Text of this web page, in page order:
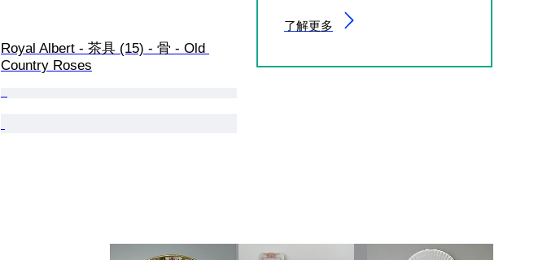
Royal Albert - 茶具 (15) - 骨 - Old
Country Roses
了解更多